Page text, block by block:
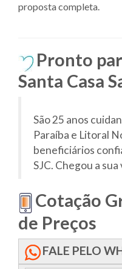
proposta completa.
Pronto
Santa Casa
São 25 anos
Paraíba e Litoral
beneficiários
SJC. Chegou a sua
Cotação
de Preços
FALE PELO